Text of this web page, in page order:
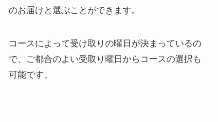
のお届けと選ぶことができます。
コースによって受け取りの曜日が決まっているの
で、ご都合のよい受取り曜日からコースの選択も
可能です。